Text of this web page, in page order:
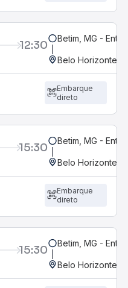
12:30 Betim, MG -
Belo Horizonte,
Embarque
direto
15:30 Betim, MG -
Belo Horizonte,
Embarque
direto
15:30 Betim, MG -
Belo Horizonte,